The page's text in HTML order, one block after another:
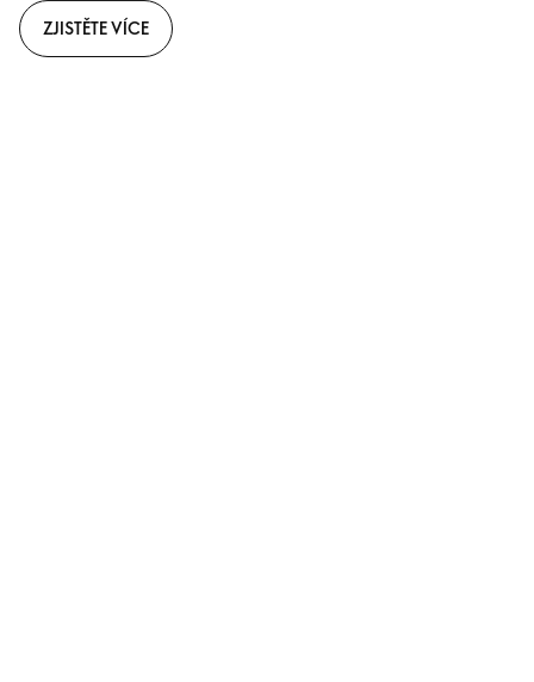
ZJISTĚTE VÍCE